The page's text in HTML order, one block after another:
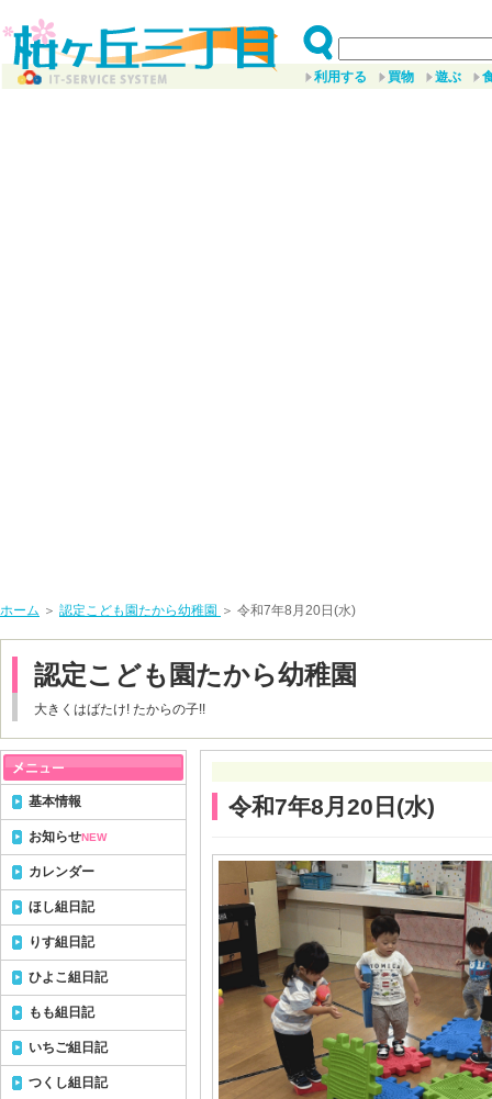
利用する 買物 遊ぶ
ホーム ＞ 認定こども園たから幼稚園 ＞ 令和7年8月20日(水)
認定こども園たから幼稚園
大きくはばたけ! たからの子!!
令和7年8月20日(水)
基本情報
お知らせNEW
カレンダー
ほし組日記
りす組日記
ひよこ組日記
もも組日記
いちご組日記
つくし組日記